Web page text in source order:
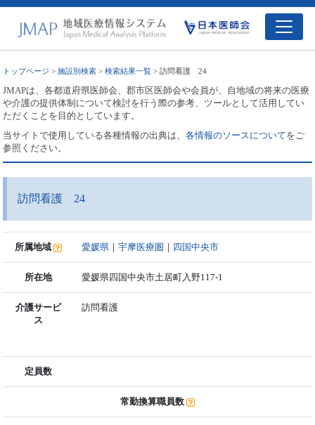
トップページ >施設別検索 >検索結果一覧 > 訪問看護 24
JMAPは、各都道府県医師会、郡市区医師会や会員が、自地域の将来の医療
や介護の提供体制について検討を行う際の参考、ツールとして活用してい
ただくことを目的としています。
当サイトで使用している各種情報の出典は、各情報のソースについてをご
参照ください。
訪問看護 24
所属地域 愛媛県 ｜宇摩医療圏 ｜ 四国中央市
所在地 愛媛県四国中央市土居町入野117-1
介護サービ
ス
訪問看護
定員数
常勤換算職員数